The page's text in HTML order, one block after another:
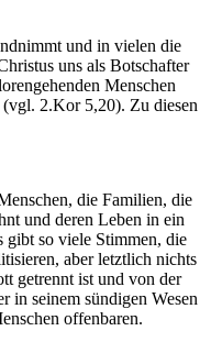
und in vielen die
uns als Botschafter
Menschen
(vgl. 2.Kor 5,20). Zu diesen
die Familien, die
und deren Leben in ein
so viele Stimmen, die
aber letztlich nichts
getrennt ist und von der
in seinem sündigen Wesen
offenbaren.